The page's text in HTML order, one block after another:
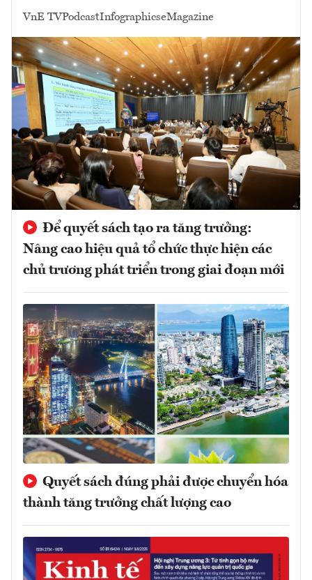
VnE TVPodcastInfographicseMagazine
Để quyết sách tạo ra tăng trưởng:
Nâng cao hiệu quả tổ chức thực hiện các
chủ trương phát triển trong giai đoạn mới
Quyết sách đúng phải được chuyển hóa
thành tăng trưởng chất lượng cao